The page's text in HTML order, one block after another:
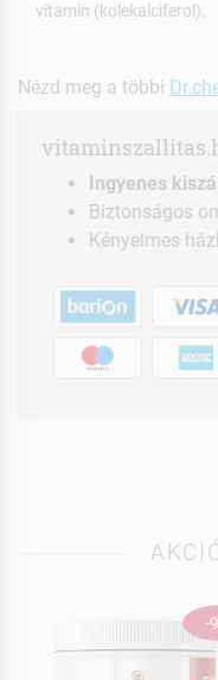
vitamin (kolekalciferol).
Nézd meg a többi
Ingyenes
Biztonságos
Kényelmes
-